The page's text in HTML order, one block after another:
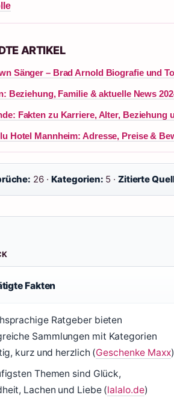
ARTIKEL
Sänger – Brad Arnold Biografie und
Beziehung, Familie & aktuelle News
Fakten zu Karriere, Alter, Beziehung
Hotel Mannheim: Adresse, Preise &
26 · Kategorien: 5 · Zitierte
Fakten
Ratgeber bieten
Sammlungen mit Kategorien
kurz und herzlich (Geschenke Maxx)
Themen sind Glück,
Lachen und Liebe (lalalo.de)